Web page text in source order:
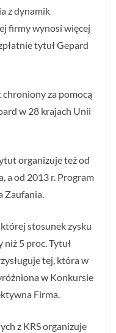
z dynamik
firmy wynosi więcej
tytuł Gepard
za pomocą
w 28 krajach Unii
organizuje też od
a od 2013 r. Program
Zaufania.
stosunek zysku
5 proc. Tytuł
tej, która w
w Konkursie
Firma.
z KRS organizuje